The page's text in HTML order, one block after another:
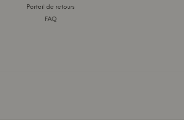
Portail de retours
FAQ